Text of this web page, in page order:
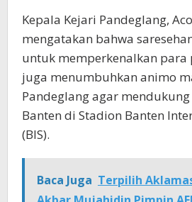
Kepala Kejari Pandeglang,
mengatakan bahwa
untuk memperkenalkan para
juga menumbuhkan animo
Pandeglang agar mendukung
Banten di Stadion Banten
(BIS).
Baca Juga Terpilih